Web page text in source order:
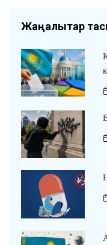
Жаңалықтар